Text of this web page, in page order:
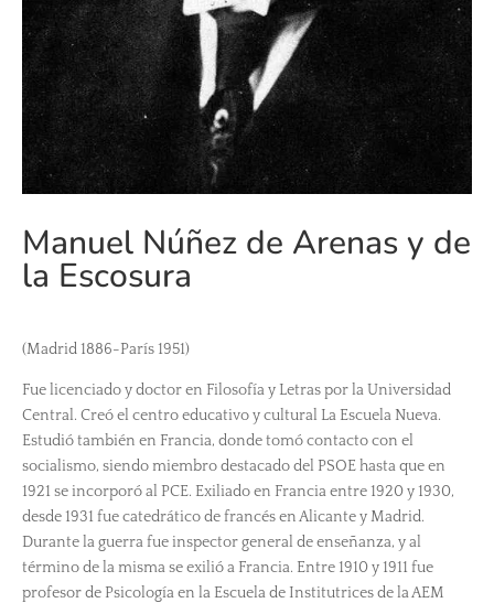
Manuel Núñez de Arenas y de
la Escosura
(Madrid 1886-París 1951)
Fue licenciado y doctor en Filosofía y Letras por la Universidad
Central. Creó el centro educativo y cultural La Escuela Nueva.
Estudió también en Francia, donde tomó contacto con el
socialismo, siendo miembro destacado del PSOE hasta que en
1921 se incorporó al PCE. Exiliado en Francia entre 1920 y 1930,
desde 1931 fue catedrático de francés en Alicante y Madrid.
Durante la guerra fue inspector general de enseñanza, y al
término de la misma se exilió a Francia. Entre 1910 y 1911 fue
profesor de Psicología en la Escuela de Institutrices de la AEM